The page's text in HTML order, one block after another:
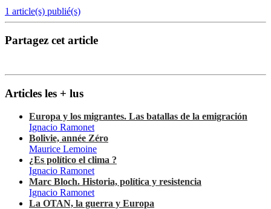
1 article(s) publié(s)
Partagez cet article
Articles les + lus
Europa y los migrantes. Las batallas de la emigración
Ignacio Ramonet
Bolivie, année Zéro
Maurice Lemoine
¿Es político el clima ?
Ignacio Ramonet
Marc Bloch. Historia, política y resistencia
Ignacio Ramonet
La OTAN, la guerra y Europa